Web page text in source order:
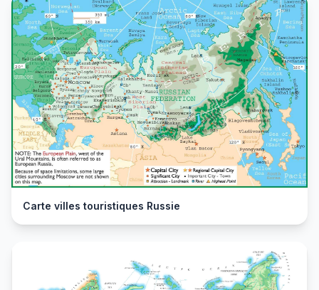
Carte villes touristiques Russie